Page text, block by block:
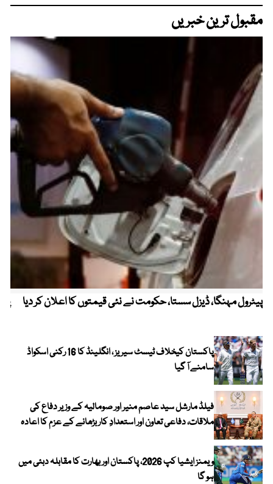
مقبول ترین خبریں
پیٹرول مہنگا، ڈیزل سستا، حکومت نے نئی قیمتوں کا اعلان کر دیا
پاکستان کیخلاف ٹیسٹ سیریز ، انگلینڈ کا 16 رکنی اسکواڈ
سامنے آ گیا
فیلڈ مارشل سید عاصم منیر اور صومالیہ کے وزیر دفاع کی
ملاقات، دفاعی تعاون اور استعدادِ کار بڑھانے کے عزم کا اعادہ
ویمنز ایشیا کپ 2026، پاکستان اور بھارت کا مقابلہ دبئی میں
ہو گا